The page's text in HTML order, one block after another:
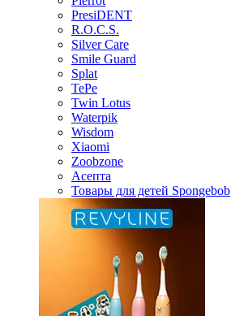
PresiDENT
R.O.C.S.
Silver Care
Smile Guard
Splat
TePe
Twin Lotus
Waterpik
Wisdom
Xiaomi
Zoobzone
Асепта
Товары для детей Spongebob